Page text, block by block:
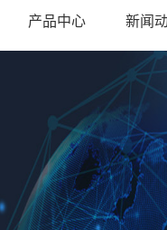
产品中心 新闻